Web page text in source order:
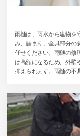
雨樋は、雨水から建物を
み、詰まり、金具部分の
任せください。雨樋の修
は高額になるため、外壁
抑えられます。雨樋の不